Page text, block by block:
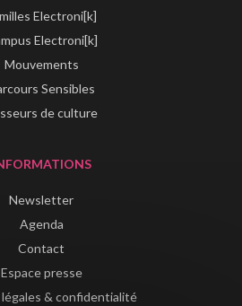
Electroni[k]
Electroni[k]
Mouvements
Sensibles
de culture
Newsletter
Agenda
Contact
Espace presse
& confidentialité